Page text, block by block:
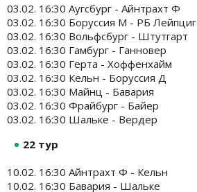
03.02. 16:30 Аугсбург - Айнтрахт Ф
03.02. 16:30 Боруссия М - РБ Лейпциг
03.02. 16:30 Вольфсбург - Штутгарт
03.02. 16:30 Гамбург - Ганновер
03.02. 16:30 Герта - Хоффенхайм
03.02. 16:30 Кельн - Боруссия Д
03.02. 16:30 Майнц - Бавария
03.02. 16:30 Фрайбург - Байер
03.02. 16:30 Шальке - Вердер
22 тур
10.02. 16:30 Айнтрахт Ф - Кельн
10.02. 16:30 Бавария - Шальке